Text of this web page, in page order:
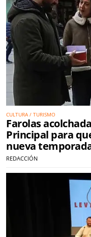
CULTURA / TURISMO
Farolas
Principal para
nueva
REDACCIÓN